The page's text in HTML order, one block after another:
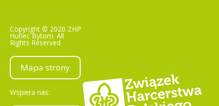
Copyright © 2020 ZHP
Hufiec Bytom. All
Rights Reserved
Mapa strony
Wspiera nas: